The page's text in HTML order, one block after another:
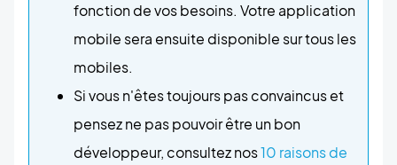
fonction de vos besoins. Votre application
mobile sera ensuite disponible sur tous les
mobiles.
Si vous n'êtes toujours pas convaincus et
pensez ne pas pouvoir être un bon
développeur, consultez nos10 raisons de